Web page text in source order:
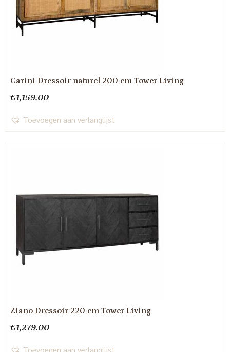
Carini Dressoir naturel 200 cm Tower Living
€1,159.00
Toevoegen aan verlanglijst
Ziano Dressoir 220 cm Tower Living
€1,279.00
Toevoegen aan verlanglijst